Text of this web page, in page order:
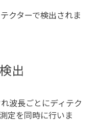
クターで検出されま
出
波長ごとにディテク
定を同時に行いま